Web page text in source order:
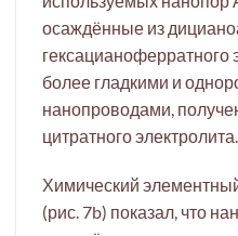
осаждённые из
гексацианоферратного
более гладкими и
нанопроводами,
цитратного электролита.
Химический
(рис. 7b) показал, что